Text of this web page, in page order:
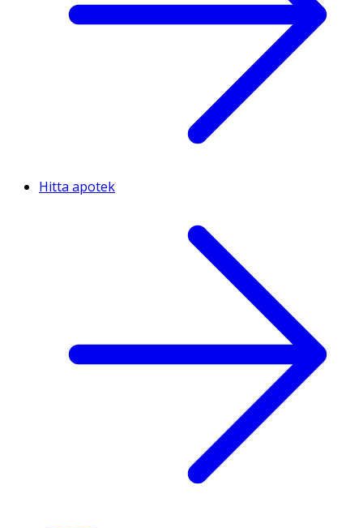
Hitta apotek